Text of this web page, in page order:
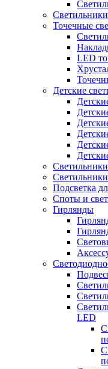
Точечные
LED
Детские
Подсветка
Споты и
Гирлянды
LED